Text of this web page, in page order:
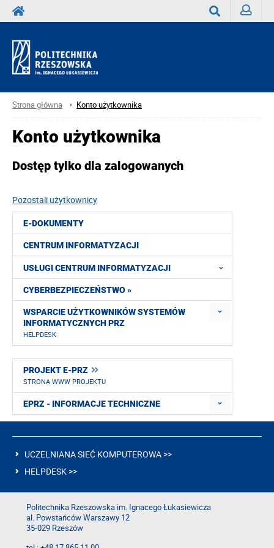
Strona główna Konto użytkownika
E-DOKUMENTY
CENTRUM INFORMATYZACJI
USŁUGI CENTRUM INFORMATYZACJI
CYBERBEZPIECZEŃSTWO »
WSPARCIE UŻYTKOWNIKÓW SYSTEMÓW
INFORMATYCZNYCH PRZ
HELPDESK
PROJEKT E-PRZ
STRONA WWW PROJEKTU
EPRZ - INFORMACJE TECHNICZNE
Konto użytkownika
Dostęp tylko dla zalogowanych
Pozostali użytkownicy
UCZELNIANA SIEĆ KOMPUTEROWA >>
HELPDESK >>
Politechnika Rzeszowska im. Ignacego Łukasiewicza
al. Powstańców Warszawy 12
35-029 Rzeszów